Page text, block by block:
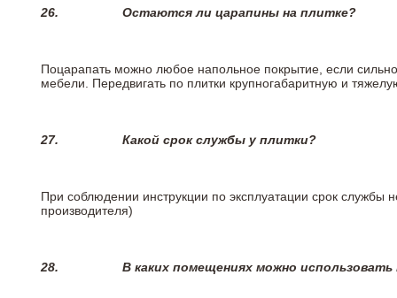
26. Остаются ли царапины на плитке?
Поцарапать можно любое напольное покрытие, если
мебели. Передвигать по плитки крупногабаритную и
27. Какой срок службы у плитки?
При соблюдении инструкции по эксплуатации срок
производителя)
28. В каких помещениях можно